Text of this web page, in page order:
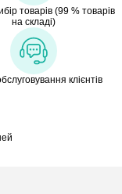
товарів (99 % товарів
на складі)
клієнтів